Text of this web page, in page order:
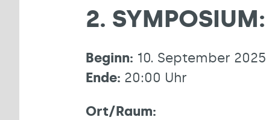
2.
Beginn: 10. September
Ende: 20:00 Uhr
Ort/Raum: